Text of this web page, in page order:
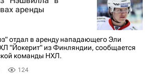
аренды
отдал в аренду нападающего Эли
"Йокерит" из Финляндии, сообщается
команды НХЛ.
124